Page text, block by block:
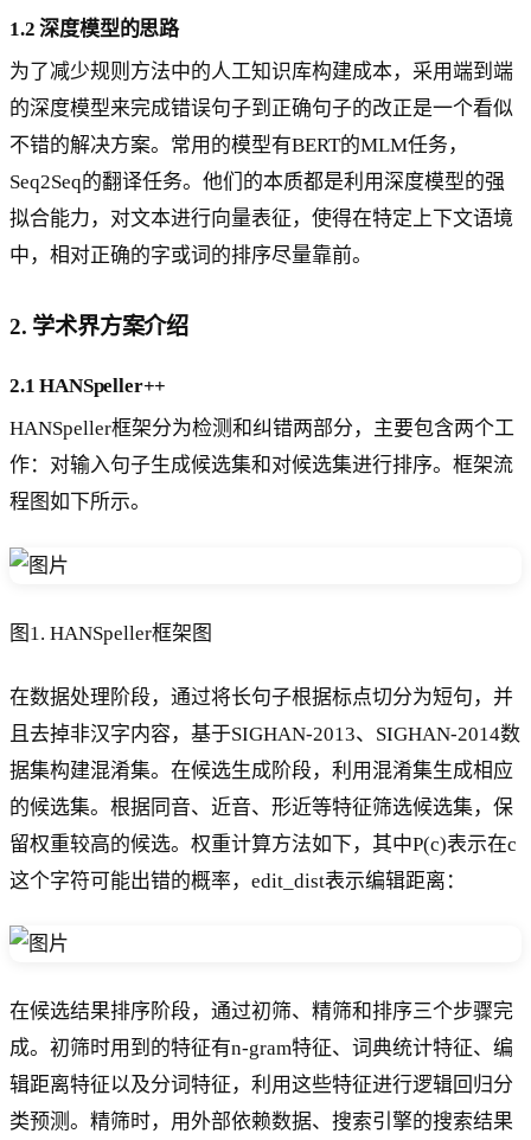
1.2 深度模型的思路
为了减少规则方法中的人工知识库构建成本，采用端到端
的深度模型来完成错误句子到正确句子的改正是一个看似
不错的解决方案。常用的模型有BERT的MLM任务，
Seq2Seq的翻译任务。他们的本质都是利用深度模型的强
拟合能力，对文本进行向量表征，使得在特定上下文语境
中，相对正确的字或词的排序尽量靠前。
2. 学术界方案介绍
2.1 HANSpeller++
HANSpeller框架分为检测和纠错两部分，主要包含两个工
作：对输入句子生成候选集和对候选集进行排序。框架流
程图如下所示。
图1. HANSpeller框架图
在数据处理阶段，通过将长句子根据标点切分为短句，并
且去掉非汉字内容，基于SIGHAN-2013、SIGHAN-2014数
据集构建混淆集。在候选生成阶段，利用混淆集生成相应
的候选集。根据同音、近音、形近等特征筛选候选集，保
留权重较高的候选。权重计算方法如下，其中P(c)表示在c
这个字符可能出错的概率，edit_dist表示编辑距离：
在候选结果排序阶段，通过初筛、精筛和排序三个步骤完
成。初筛时用到的特征有n-gram特征、词典统计特征、编
辑距离特征以及分词特征，利用这些特征进行逻辑回归分
类预测。精筛时，用外部依赖数据、搜索引擎的搜索结果